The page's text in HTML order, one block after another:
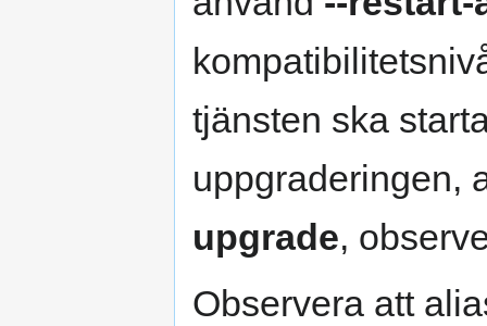
tjänsten ska
uppgraderingen,
upgrade,
Observera att